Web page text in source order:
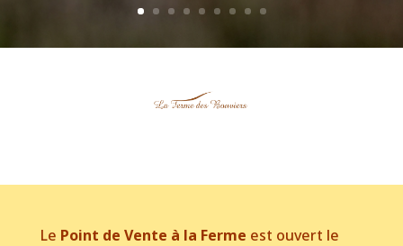
Le Point de Vente à la Ferme est ouvert le